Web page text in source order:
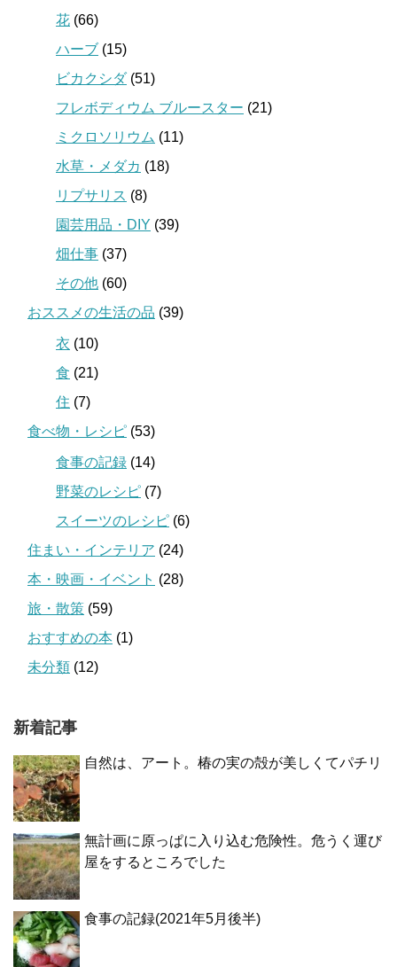
花 (66)
ハーブ (15)
ビカクシダ(51)
フレボディウム ブルースター (21)
ミクロソリウム (11)
水草・メダカ (18)
リプサリス (8)
園芸用品・DIY (39)
畑仕事 (37)
その他 (60)
おススメの生活の品 (39)
衣 (10)
食 (21)
住 (7)
食べ物・レシピ (53)
食事の記録 (14)
野菜のレシピ (7)
スイーツのレシピ (6)
住まい・インテリア (24)
本・映画・イベント (28)
旅・散策 (59)
おすすめの本 (1)
未分類 (12)
新着記事
自然は、アート。椿の実の殻が美しくてパチリ
無計画に原っぱに入り込む危険性。危うく運び
屋をするところでした
食事の記録(2021年5月後半)